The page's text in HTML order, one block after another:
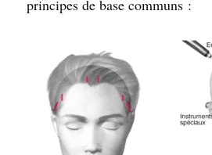
principes de base communs :